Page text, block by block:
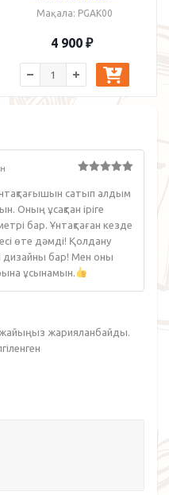
Мақала: PGAK00
4 900 ₽
балл
сатып алдым
Оның ұсақтан іріге
бар. Ұнтақтаған кезде
өте дәмді! Қолдану
дизайны бар! Мен оны
ұсынамын.
жарияланбайды.